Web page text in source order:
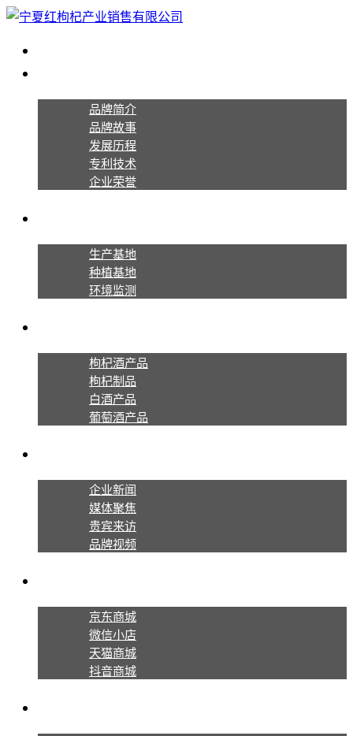
品牌简介
品牌故事
发展历程
专利技术
企业荣誉
生产基地
种植基地
环境监测
枸杞酒产品
枸杞制品
白酒产品
葡萄酒产品
企业新闻
媒体聚焦
贵宾来访
品牌视频
京东商城
微信小店
天猫商城
抖音商城